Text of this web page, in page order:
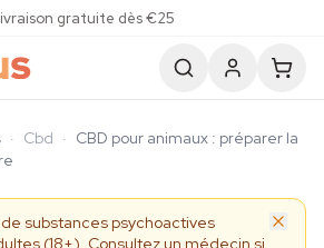
gratuite dès €25
· Cbd · CBD pour animaux : préparer la
substances psychoactives
(18+). Consultez un médecin si